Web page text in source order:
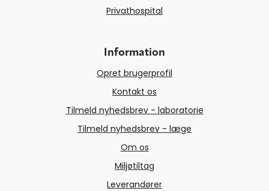
Privathospital
Information
Opret brugerprofil
Kontakt os
Tilmeld nyhedsbrev - laboratorie
Tilmeld nyhedsbrev - læge
Om os
Miljøtiltag
Leverandører